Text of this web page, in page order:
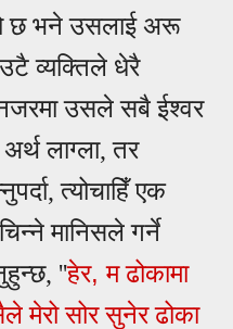
छ भने उसलाई अरू
व्यक्तिले धेरै
नजरमा उसले सबै ईश्वर
अर्थ लाग्ला, तर
त्योचाहिँ एक
मानिसले गर्ने
''हेर,म ढोकामा
मेरो सोर सुनेर ढोका